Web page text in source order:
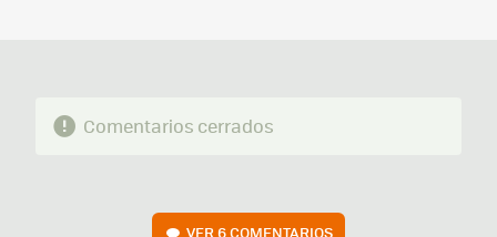
Comentarios cerrados
VER6 COMENTARIOS